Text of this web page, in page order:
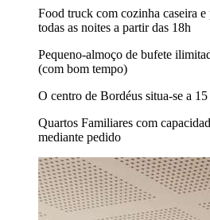
Food truck com cozinha caseira e
todas as noites a partir das 18h
Pequeno-almoço de bufete
(com bom tempo)
O centro de Bordéus situa-se a
Quartos Familiares com
mediante pedido